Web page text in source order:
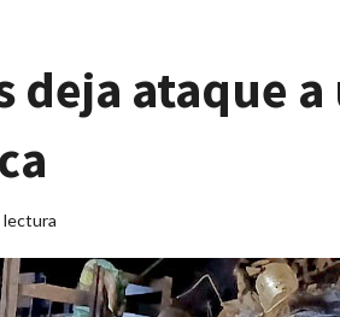
deja ataque
lectura